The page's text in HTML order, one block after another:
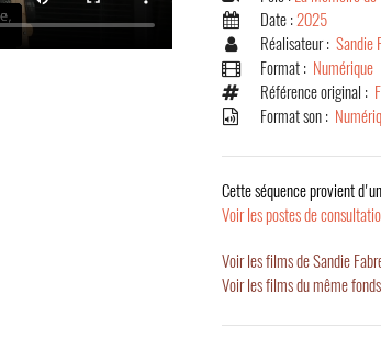
Date :2025
Réalisateur : Sandie
Format : Numérique
Référence original :
Format son :
Cette séquence provient
Voir les postes de
Voir les films de Sandie
Voir les films du même fonds